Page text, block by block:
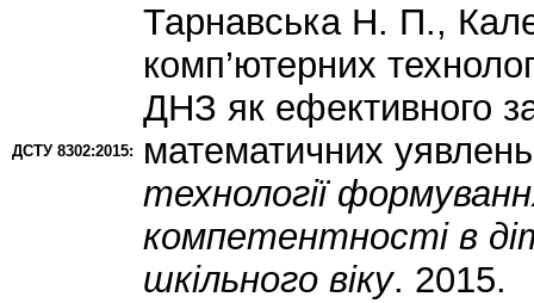
ДСТУ 8302:2015:
Тарнавська Н. П.,
комп’ютерних
ДНЗ як ефективного
математичних
технології
компетентності в
шкільного віку. 2015.